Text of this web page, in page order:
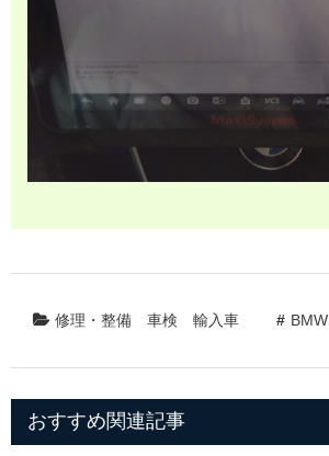
修理・整備 車検 輸入車 BMW
おすすめ関連記事